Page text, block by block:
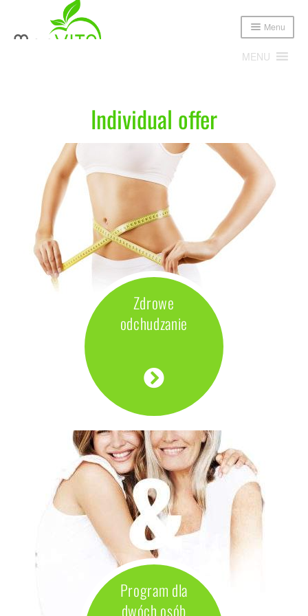
Menu
MENU
menu
Cennik
Publikacje i media
Regulamin sklepu
Polityka prywatności
Individual offer
Zdrowe odchudzanie
Zdrowe
odchudzanie
Zdrowe odchudzanie
Dowiedz się jak prawidłowo komponować dietę, co jeść,
ile i w jakich proporcjach. Przekonaj się, że zdrowe
odżywianie bez zbędnego liczenia kalorii może być nie
tylko smaczne, ale też skuteczne!
Program dla
dwóch osób
Program dla dwóch osób
“Program Dla Dwojga” często okazuje się być lepszym
rozwiązaniem niż terapia jednoosobowa. Wspólne
spotkania to także wzajemna motywacja i możliwość
zmiany diety wśród większej części rodziny.